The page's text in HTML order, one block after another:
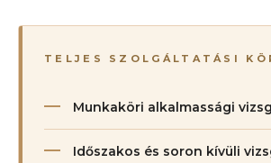
TELJES SZOLGÁLTATÁSI
Munkaköri alkalmassági
Időszakos és soron kívüli